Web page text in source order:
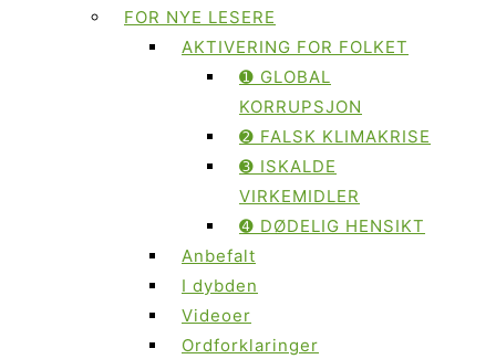
FOR NYE LESERE
AKTIVERING FOR FOLKET
➊ GLOBAL
KORRUPSJON
➋ FALSK KLIMAKRISE
➌ ISKALDE
VIRKEMIDLER
➍ DØDELIG HENSIKT
Anbefalt
I dybden
Videoer
Ordforklaringer